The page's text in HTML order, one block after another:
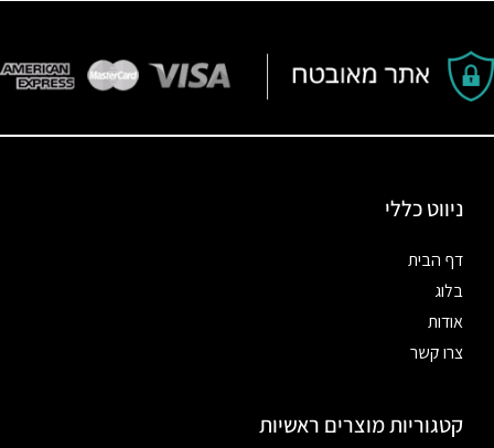
ניווט כללי
דף הבית
בלוג
אודות
צרו קשר
קטגוריות מוצרים ראשיות